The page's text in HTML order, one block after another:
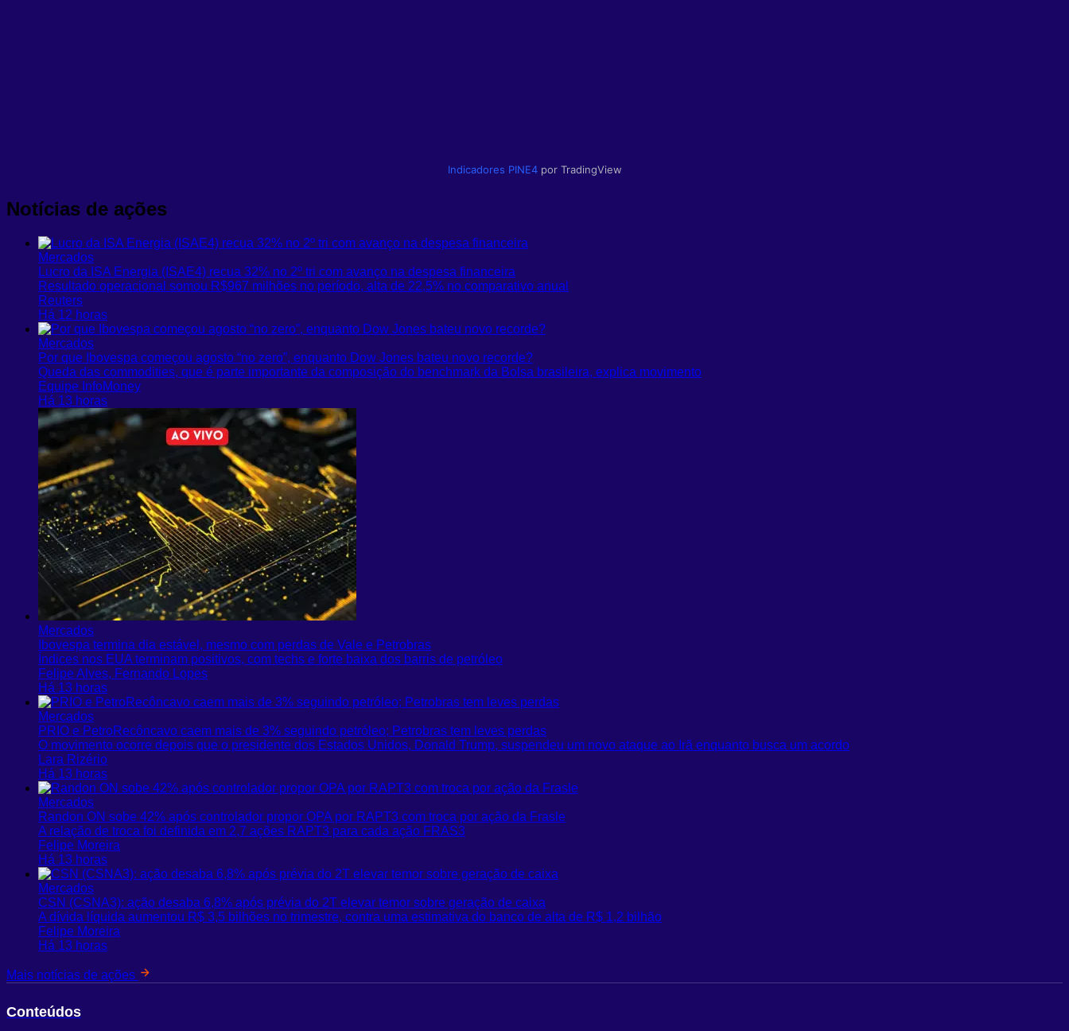
Indicadores PINE4 por TradingView
Notícias de ações
Mercados
Lucro da ISA Energia (ISAE4) recua 32% no 2º tri com avanço na despesa financeira
Resultado operacional somou R$967 milhões no período, alta de 22,5% no comparativo anual
Reuters
Há 12 horas
Mercados
Por que Ibovespa começou agosto “no zero”, enquanto Dow Jones bateu novo recorde?
Queda das commodities, que é parte importante da composição do benchmark da Bolsa brasileira, explica movimento
Equipe InfoMoney
Há 13 horas
Mercados
Ibovespa termina dia estável, mesmo com perdas de Vale e Petrobras
Índices nos EUA terminam positivos, com techs e forte baixa dos barris de petróleo
Felipe Alves, Fernando Lopes
Há 13 horas
Mercados
PRIO e PetroRecôncavo caem mais de 3% seguindo petróleo; Petrobras tem leves perdas
O movimento ocorre depois que o presidente dos Estados Unidos, Donald Trump, suspendeu um novo ataque ao Irã enquanto busca um acordo
Lara Rizério
Há 13 horas
Mercados
Randon ON sobe 42% após controlador propor OPA por RAPT3 com troca por ação da Frasle
A relação de troca foi definida em 2,7 ações RAPT3 para cada ação FRAS3
Felipe Moreira
Há 13 horas
Mercados
CSN (CSNA3): ação desaba 6,8% após prévia do 2T elevar temor sobre geração de caixa
A dívida líquida aumentou R$ 3,5 bilhões no trimestre, contra uma estimativa do banco de alta de R$ 1,2 bilhão
Felipe Moreira
Há 13 horas
Mais notícias de ações
Conteúdos